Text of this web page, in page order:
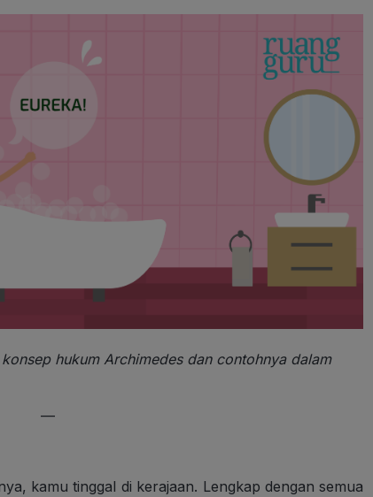
hukum Archimedes dan contohnya dalam
—
kamu tinggal di kerajaan. Lengkap dengan semua